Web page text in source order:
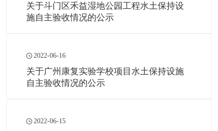
关于斗门区禾益湿地公园工程水土保持设
施自主验收情况的公示
2022-06-16
关于广州康复实验学校项目水土保持设施
自主验收情况的公示
2022-06-15